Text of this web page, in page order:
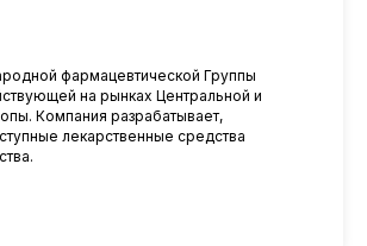
фармацевтической Группы
на рынках Центральной и
Компания разрабатывает,
лекарственные средства